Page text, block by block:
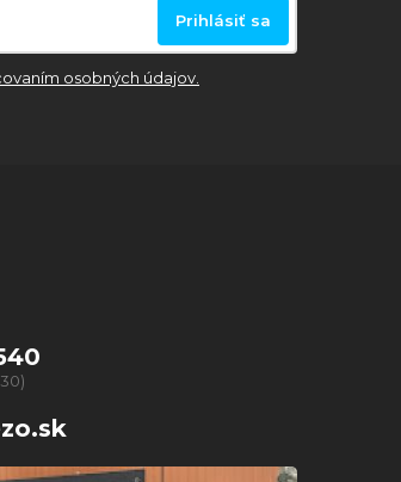
Prihlásiť sa
osobných údajov.